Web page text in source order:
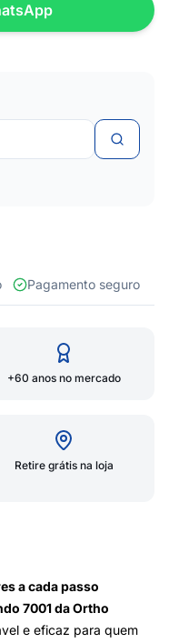
Pagamento seguro
+60 anos no mercado
Retire grátis na loja
a cada passo
7001 da Ortho
e eficaz para quem